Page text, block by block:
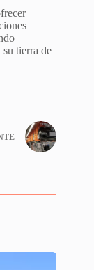
su tierra de